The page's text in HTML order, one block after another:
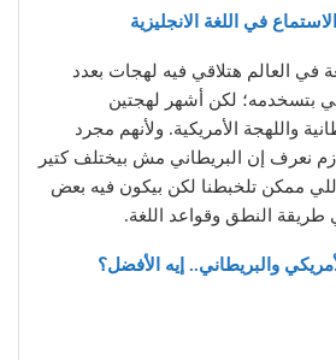
في اللغة الانجليزية
في العالم هتلاقي فيه لهجات بعدد
بتسخدمه؛ لكن أشهر لهجتين
واللهجة الأمريكية. ولأنهم مجرد
نعرف إن البريطاني مش بيختلف كتير
ممكن تلخبطنا لكن بيكون فيه بعض
طريقة النطق وقواعد اللغة.
والبريطاني.. إيه الأفضل؟